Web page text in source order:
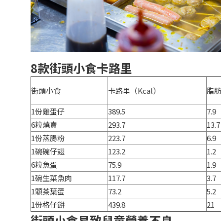
8款街頭小食卡路里
街頭小食 卡路里（Kcal）
脂
1份雞蛋仔
389.5
7.9
6粒燒賣
293.7
13.7
1份蒸腸粉
223.7
6.9
1碗碗仔翅
123.2
1.2
6粒魚蛋
75.9
1.9
1碗生菜魚肉
117.7
3.7
1顆茶葉蛋
73.2
5.2
1份格仔餅
439.8 21